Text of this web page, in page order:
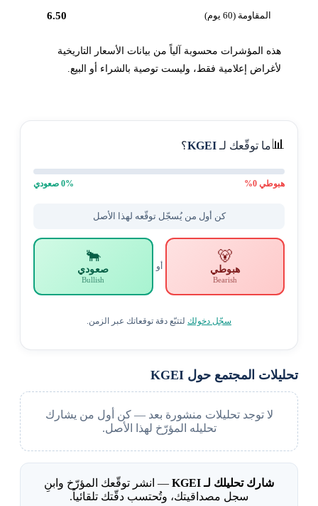
المقاومة (60 يوم) 6.50
هذه المؤشرات محسوبة آلياً من بيانات الأسعار التاريخية
لأغراض إعلامية فقط، وليست توصية بالشراء أو البيع.
📊ما توقّعك لـKGEI؟
هبوطي0
%
0% صعودي
كن أول من يُسجّل توقّعه لهذا الأصل
🐻
هبوطي
Bearish
أو
🐂
صعودي
Bullish
سجّل دخولكلتتبّع دقة توقعاتك عبر الزمن.
تحليلات المجتمع حول KGEI
لا توجد تحليلات منشورة بعد — كن أول من يشارك
تحليله المؤرّخ لهذا الأصل.
شارك تحليلك لـ KGEI
— انشر توقّعك المؤرّخ وابنِ
سجل مصداقيتك، وتُحتسب دقّتك تلقائياً.